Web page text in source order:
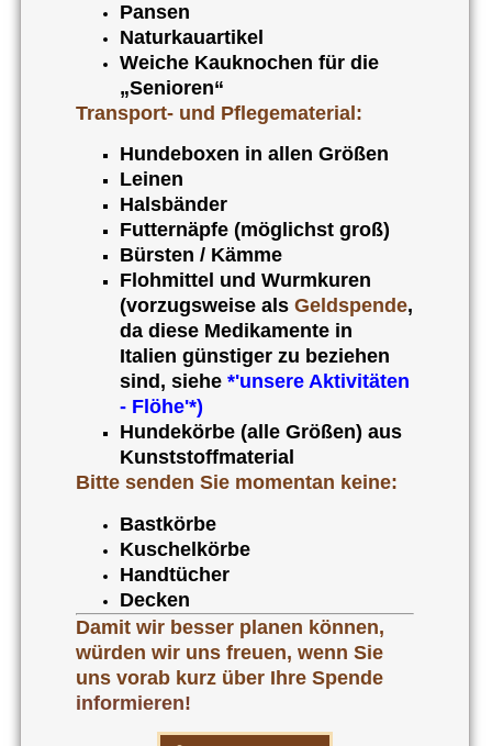
Pansen
Naturkauartikel
Weiche Kauknochen für die
„Senioren“
Transport- und Pflegematerial:
Hundeboxen in allen Größen
Leinen
Halsbänder
Futternäpfe (möglichst groß)
Bürsten / Kämme
Flohmittel und Wurmkuren
(vorzugsweise als Geldspende,
da diese Medikamente in
Italien günstiger zu beziehen
sind, siehe *'unsere Aktivitäten
- Flöhe'*)
Hundekörbe (alle Größen) aus
Kunststoffmaterial
Bitte senden Sie momentan keine:
Bastkörbe
Kuschelkörbe
Handtücher
Decken
Damit wir besser planen können,
würden wir uns freuen, wenn Sie
uns vorab kurz über Ihre Spende
informieren!